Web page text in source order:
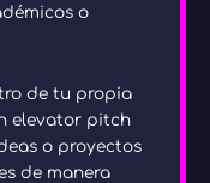
o
de tu propia
elevator pitch
o proyectos
de manera